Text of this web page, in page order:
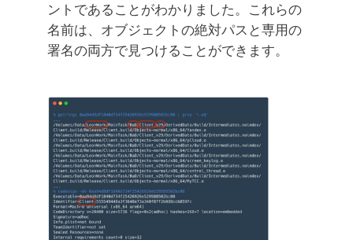
ントであることがわかりました。これらの
名前は、オブジェクトの絶対パスと専用の
署名の両方で見つけることができます。